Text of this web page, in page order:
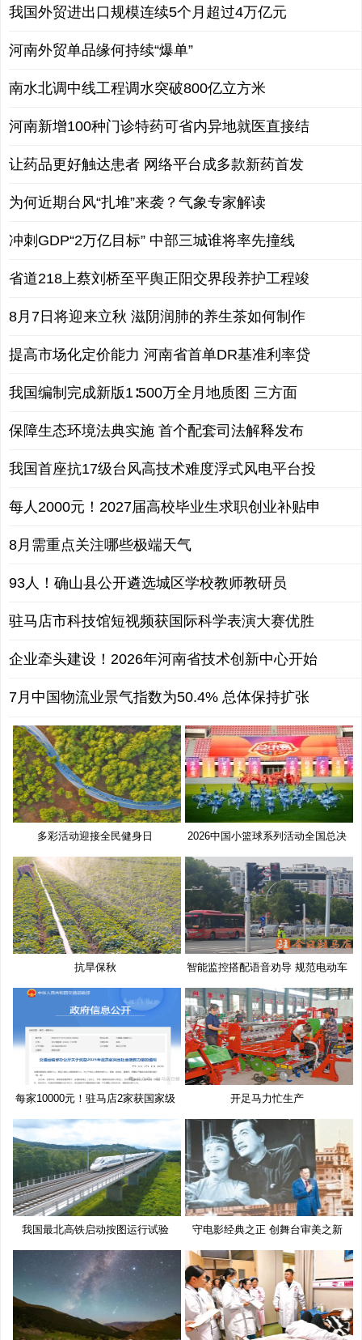
我国外贸进出口规模连续5个月超过4万亿元
河南外贸单品缘何持续“爆单”
南水北调中线工程调水突破800亿立方米
河南新增100种门诊特药可省内异地就医直接结
让药品更好触达患者 网络平台成多款新药首发
为何近期台风“扎堆”来袭？气象专家解读
冲刺GDP“2万亿目标” 中部三城谁将率先撞线
省道218上蔡刘桥至平舆正阳交界段养护工程竣
8月7日将迎来立秋 滋阴润肺的养生茶如何制作
提高市场化定价能力 河南省首单DR基准利率贷
我国编制完成新版1∶500万全月地质图 三方面
保障生态环境法典实施 首个配套司法解释发布
我国首座抗17级台风高技术难度浮式风电平台投
每人2000元！2027届高校毕业生求职创业补贴申
8月需重点关注哪些极端天气
93人！确山县公开遴选城区学校教师教研员
驻马店市科技馆短视频获国际科学表演大赛优胜
企业牵头建设！2026年河南省技术创新中心开始
7月中国物流业景气指数为50.4% 总体保持扩张
多彩活动迎接全民健身日
2026中国小篮球系列活动全国总决
赛
抗旱保秋 智能监控搭配语音劝导 规范电动车
每家10000元！驻马店2家获国家级
奖
开足马力忙生产
我国最北高铁启动按图运行试验 守电影经典之正 创舞台审美之新